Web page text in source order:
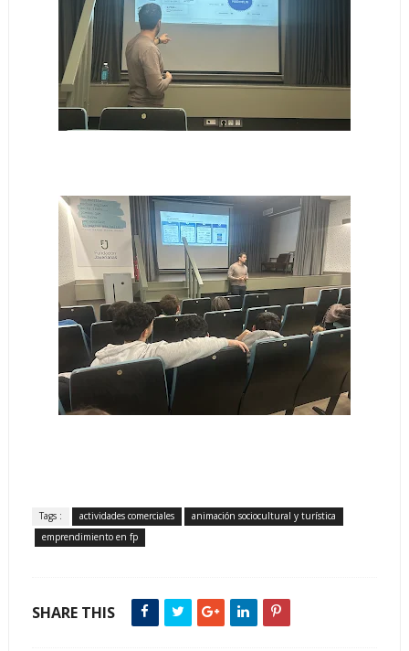
Tags : actividades comerciales
animación sociocultural y turística
emprendimiento en fp
SHARE THIS